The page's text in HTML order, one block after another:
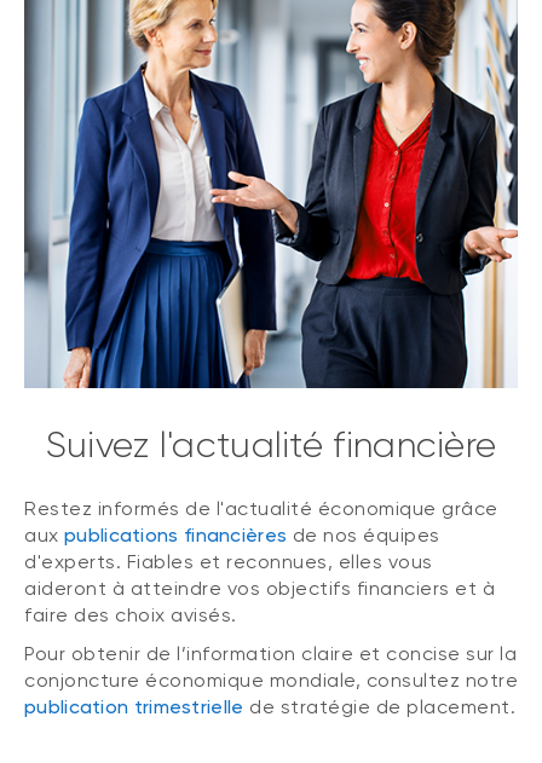
Suivez l'actualité financière
Restez informés de l'actualité économique grâce
aux publications financières de nos équipes
d'experts. Fiables et reconnues, elles vous
aideront à atteindre vos objectifs financiers et à
faire des choix avisés.
Pour obtenir de l’information claire et concise sur la
conjoncture économique mondiale, consultez notre
publication trimestrielle de stratégie de placement.